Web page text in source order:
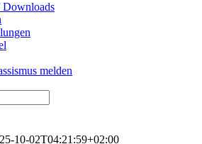
Downloads
melden
10-02T04:21:59+02:00